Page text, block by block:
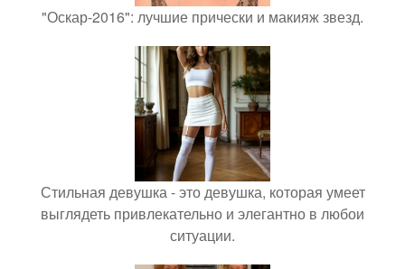
"Оскар-2016": лучшие прически и макияж звезд.
Стильная девушка - это девушка, которая умеет
выглядеть привлекательно и элегантно в любои
ситуации.